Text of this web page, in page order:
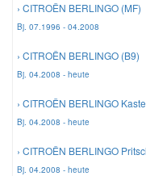
› CITROËN BERLINGO (MF)
Bj. 07.1996 - 04.2008
› CITROËN BERLINGO (B9)
Bj. 04.2008 - heute
› CITROËN BERLINGO
Bj. 04.2008 - heute
› CITROËN BERLINGO
Bj. 04.2008 - heute